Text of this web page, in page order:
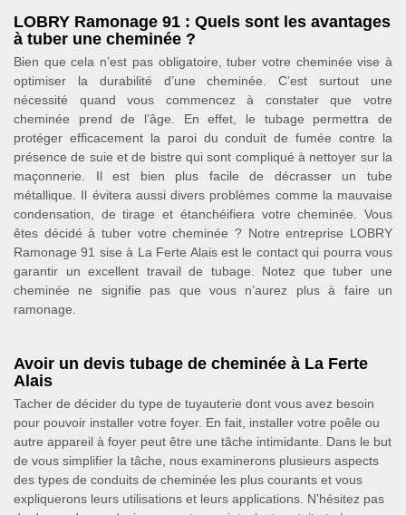
LOBRY Ramonage 91 : Quels sont les avantages
à tuber une cheminée ?
Bien que cela n’est pas obligatoire, tuber votre cheminée vise à
optimiser la durabilité d’une cheminée. C’est surtout une
nécessité quand vous commencez à constater que votre
cheminée prend de l’âge. En effet, le tubage permettra de
protéger efficacement la paroi du conduit de fumée contre la
présence de suie et de bistre qui sont compliqué à nettoyer sur la
maçonnerie. Il est bien plus facile de décrasser un tube
métallique. Il évitera aussi divers problèmes comme la mauvaise
condensation, de tirage et étanchéifiera votre cheminée. Vous
êtes décidé à tuber votre cheminée ? Notre entreprise LOBRY
Ramonage 91 sise à La Ferte Alais est le contact qui pourra vous
garantir un excellent travail de tubage. Notez que tuber une
cheminée ne signifie pas que vous n’aurez plus à faire un
ramonage.
Avoir un devis tubage de cheminée à La Ferte
Alais
Tacher de décider du type de tuyauterie dont vous avez besoin
pour pouvoir installer votre foyer. En fait, installer votre poêle ou
autre appareil à foyer peut être une tâche intimidante. Dans le but
de vous simplifier la tâche, nous examinerons plusieurs aspects
des types de conduits de cheminée les plus courants et vous
expliquerons leurs utilisations et leurs applications. N’hésitez pas